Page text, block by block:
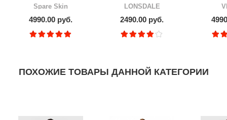
Spare Skin
4990.00 руб.
LONSDALE
2490.00 руб.
ПОХОЖИЕ ТОВАРЫ ДАННОЙ КАТЕГОРИИ